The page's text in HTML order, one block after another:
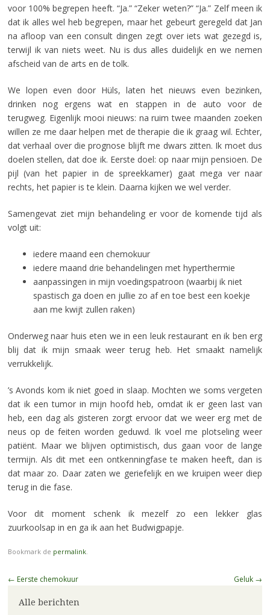
voor 100% begrepen heeft. “Ja.” “Zeker weten?” “Ja.” Zelf meen ik
dat ik alles wel heb begrepen, maar het gebeurt geregeld dat Jan
na afloop van een consult dingen zegt over iets wat gezegd is,
terwijl ik van niets weet. Nu is dus alles duidelijk en we nemen
afscheid van de arts en de tolk.
We lopen even door Hüls, laten het nieuws even bezinken,
drinken nog ergens wat en stappen in de auto voor de
terugweg. Eigenlijk mooi nieuws: na ruim twee maanden zoeken
willen ze me daar helpen met de therapie die ik graag wil. Echter,
dat verhaal over die prognose blijft me dwars zitten. Ik moet dus
doelen stellen, dat doe ik. Eerste doel: op naar mijn pensioen. De
pijl (van het papier in de spreekkamer) gaat mega ver naar
rechts, het papier is te klein. Daarna kijken we wel verder.
Samengevat ziet mijn behandeling er voor de komende tijd als
volgt uit:
iedere maand een chemokuur
iedere maand drie behandelingen met hyperthermie
aanpassingen in mijn voedingspatroon (waarbij ik niet
spastisch ga doen en jullie zo af en toe best een koekje
aan me kwijt zullen raken)
Onderweg naar huis eten we in een leuk restaurant en ik ben erg
blij dat ik mijn smaak weer terug heb. Het smaakt namelijk
verrukkelijk.
’s Avonds kom ik niet goed in slaap. Mochten we soms vergeten
dat ik een tumor in mijn hoofd heb, omdat ik er geen last van
heb, een dag als gisteren zorgt ervoor dat we weer erg met de
neus op de feiten worden geduwd. Ik voel me plotseling weer
patiënt. Maar we blijven optimistisch, dus gaan voor de lange
termijn. Als dit met een ontkenningfase te maken heeft, dan is
dat maar zo. Daar zaten we geriefelijk en we kruipen weer diep
terug in die fase.
Voor dit moment schenk ik mezelf zo een lekker glas
zuurkoolsap in en ga ik aan het Budwigpapje.
Bookmark de permalink.
Berichtnavigatie
← Eerste chemokuur Geluk →
Alle berichten